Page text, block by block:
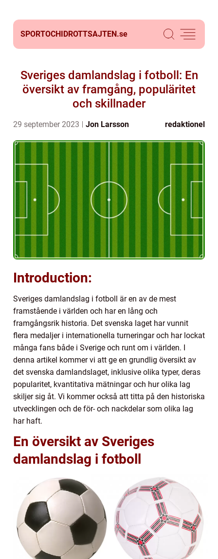
SPORTOCHIDROTTSAJTEN.se
Sveriges damlandslag i fotboll: En
översikt av framgång, populäritet
och skillnader
29 september 2023 Jon Larsson redaktionel
Introduction:
Sveriges damlandslag i fotboll är en av de mest
framstående i världen och har en lång och
framgångsrik historia. Det svenska laget har vunnit
flera medaljer i internationella turneringar och har lockat
många fans både i Sverige och runt om i världen. I
denna artikel kommer vi att ge en grundlig översikt av
det svenska damlandslaget, inklusive olika typer, deras
popularitet, kvantitativa mätningar och hur olika lag
skiljer sig åt. Vi kommer också att titta på den historiska
utvecklingen och de för- och nackdelar som olika lag
har haft.
En översikt av Sveriges
damlandslag i fotboll